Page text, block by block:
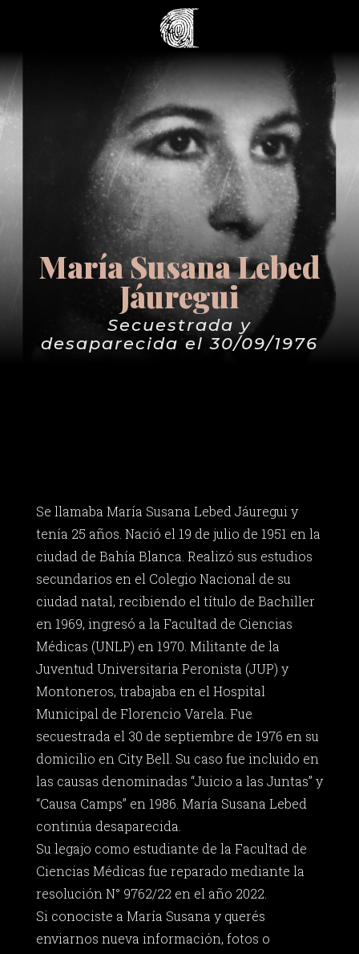
María Susana Lebed
Jáuregui
Secuestrada y
desaparecida el 30/09/1976
Se llamaba María Susana Lebed Jáuregui y
tenía 25 años. Nació el 19 de julio de 1951 en la
ciudad de Bahía Blanca. Realizó sus estudios
secundarios en el Colegio Nacional de su
ciudad natal, recibiendo el título de Bachiller
en 1969, ingresó a la Facultad de Ciencias
Médicas (UNLP) en 1970. Militante de la
Juventud Universitaria Peronista (JUP) y
Montoneros, trabajaba en el Hospital
Municipal de Florencio Varela. Fue
secuestrada el 30 de septiembre de 1976 en su
domicilio en City Bell. Su caso fue incluido en
las causas denominadas “Juicio a las Juntas” y
“Causa Camps” en 1986. María Susana Lebed
continúa desaparecida.
Su legajo como estudiante de la Facultad de
Ciencias Médicas fue reparado mediante la
resolución N° 9762/22 en el año 2022.
Si conociste a María Susana y querés
enviarnos nueva información, fotos o